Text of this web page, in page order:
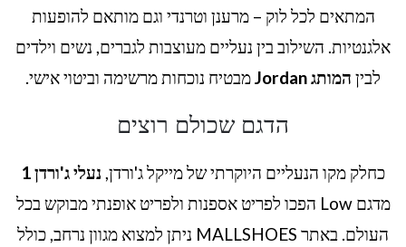
המתאים לכל לוק – מרענן וטרנדי וגם מותאם להופעות
אלגנטיות. השילוב בין נעליים מעוצבות לגברים, נשים וילדים
לבין המותג Jordan מבטיח נוכחות מרשימה וביטוי אישי.
הדגם שכולם רוצים
כחלק מקו הנעליים היוקרתי של מייקל ג'ורדן, נעלי ג'ורדן 1
מדגם Low הפכו לפריט אספנות ולפריט אופנתי מבוקש בכל
העולם. באתר MALLSHOES ניתן למצוא מגוון נרחב, כולל